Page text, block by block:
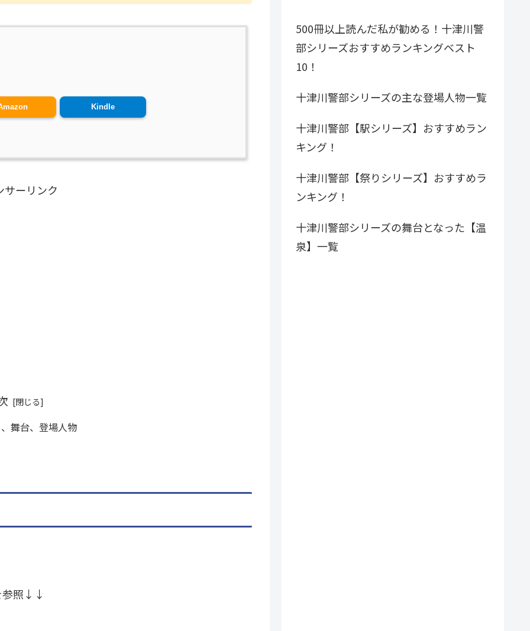
Kindle
サーリンク
舞台、登場人物
参照↓↓
500冊以上読んだ私が勧める！十津川警
部シリーズおすすめランキングベスト
10！
十津川警部シリーズの主な登場人物一覧
十津川警部【駅シリーズ】おすすめラン
キング！
十津川警部【祭りシリーズ】おすすめラ
ンキング！
十津川警部シリーズの舞台となった【温
泉】一覧